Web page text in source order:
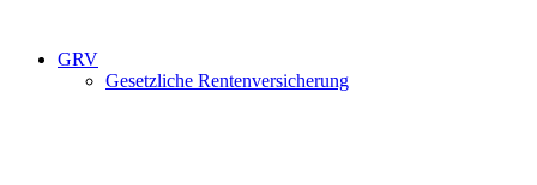
GRV
Gesetzliche Rentenversicherung